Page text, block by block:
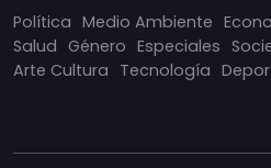
Política Medio Ambiente
Salud Género Especiales
Arte Cultura Tecnología